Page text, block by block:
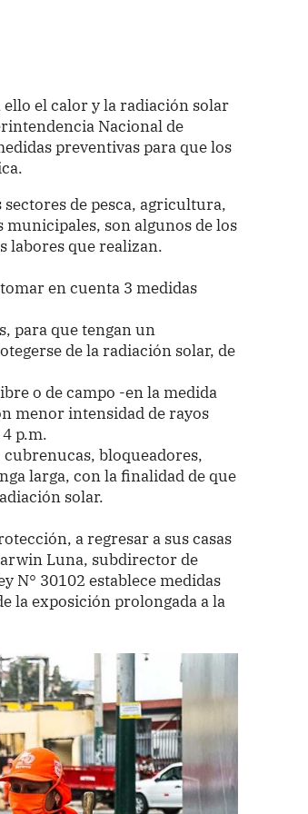
ello el calor y la radiación solar
Nacional de
preventivas para que los
de pesca, agricultura,
son algunos de los
labores que realizan.
en cuenta 3 medidas
para que tengan un
de la radiación solar, de
o de campo -en la medida
menor intensidad de rayos
p.m.
bloqueadores,
larga, con la finalidad de que
solar.
a regresar a sus casas
Luna, subdirector de
N° 30102 establece medidas
la exposición prolongada a la